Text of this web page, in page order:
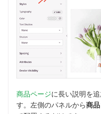
商品ページに長い説明を
す。左側のパネルから商